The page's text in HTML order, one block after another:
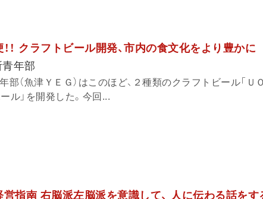
！ クラフトビール開発、市内の食文化をより豊かに
年部
部（魚津ＹＥＧ）はこのほど、２種類のクラフトビール「Ｕ
ル」を開発した。今回...
営指南 右脳派左脳派を意識して、 人に伝わる話をす